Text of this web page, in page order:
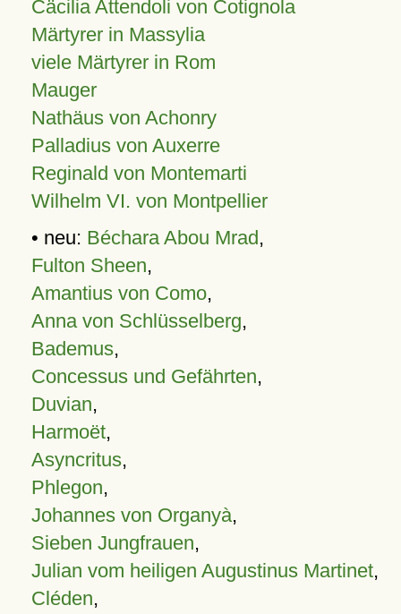
Cäcilia Attendoli von Cotignola
Märtyrer in Massylia
viele Märtyrer in Rom
Mauger
Nathäus von Achonry
Palladius von Auxerre
Reginald von Montemarti
Wilhelm VI. von Montpellier
• neu: Béchara Abou Mrad,
Fulton Sheen,
Amantius von Como,
Anna von Schlüsselberg,
Bademus,
Concessus und Gefährten,
Duvian,
Harmoët,
Asyncritus,
Phlegon,
Johannes von Organyà,
Sieben Jungfrauen,
Julian vom heiligen Augustinus Martinet,
Cléden,